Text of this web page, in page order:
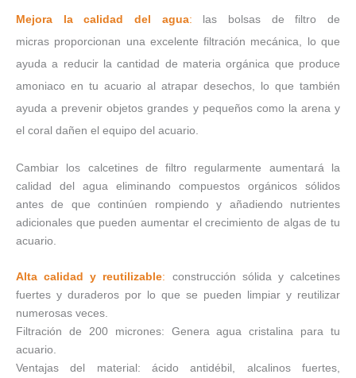
Mejora la calidad del agua: las bolsas de filtro de
micras proporcionan una excelente filtración mecánica, lo que
ayuda a reducir la cantidad de materia orgánica que produce
amoniaco en tu acuario al atrapar desechos, lo que también
ayuda a prevenir objetos grandes y pequeños como la arena y
el coral dañen el equipo del acuario.
Cambiar los calcetines de filtro regularmente aumentará la
calidad del agua eliminando compuestos orgánicos sólidos
antes de que continúen rompiendo y añadiendo nutrientes
adicionales que pueden aumentar el crecimiento de algas de tu
acuario.
Alta calidad y reutilizable: construcción sólida y calcetines
fuertes y duraderos por lo que se pueden limpiar y reutilizar
numerosas veces.
Filtración de 200 micrones: Genera agua cristalina para tu
acuario.
Ventajas del material: ácido antidébil, alcalinos fuertes,